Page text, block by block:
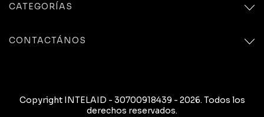
CATEGORÍAS
CONTACTÁNOS
Copyright INTELAID - 30700918439 - 2026. Todos los
derechos reservados.